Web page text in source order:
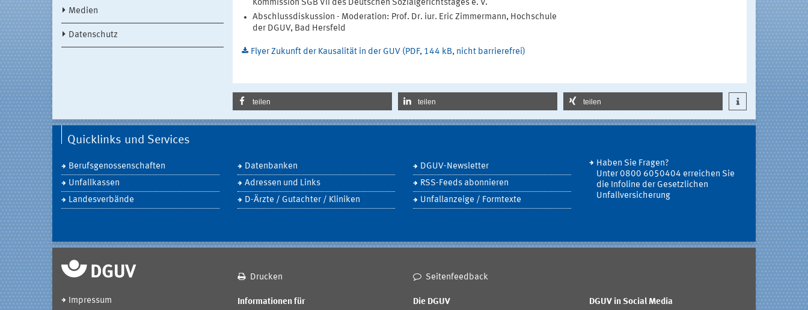
Medien
Datenschutz
Kommission SGB VII des Deutschen Sozialgerichtstages e. V.
Abschlussdiskussion - Moderation: Prof. Dr. iur. Eric Zimmermann, Hochschule
der DGUV, Bad Hersfeld
Flyer Zukunft der Kausalität in der GUV (PDF, 144 kB, nicht barrierefrei)
teilen teilen teilen
Quicklinks und Services
Berufsgenossenschaften
Unfallkassen
Landesverbände
Datenbanken
Adressen und Links
D-Ärzte / Gutachter / Kliniken
DGUV-Newsletter
RSS-Feeds abonnieren
Unfallanzeige / Formtexte
Haben Sie Fragen?
Unter 0800 6050404 erreichen Sie
die Infoline der Gesetzlichen
Unfallversicherung
Drucken Seitenfeedback
Impressum Informationen für Die DGUV DGUV in Social Media